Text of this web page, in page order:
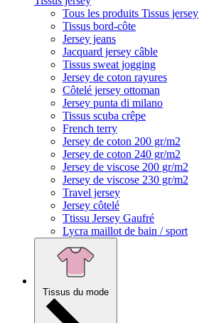
Tous les produits Tissus jersey
Tissus bord-côte
Jersey jeans
Jacquard jersey câble
Tissus sweat jogging
Jersey de coton rayures
Côtelé jersey ottoman
Jersey punta di milano
Tissus scuba crêpe
French terry
Jersey de coton 200 gr/m2
Jersey de coton 240 gr/m2
Jersey de viscose 200 gr/m2
Jersey de viscose 230 gr/m2
Travel jersey
Jersey côtelé
Ttissu Jersey Gaufré
Lycra maillot de bain / sport
Tissus du mode